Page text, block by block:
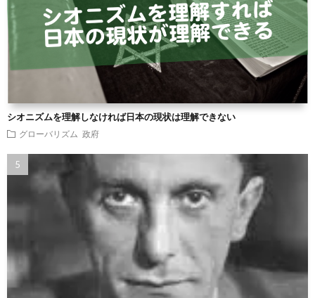
シオニズムを理解しなければ日本の現状は理解できない
グローバリズム 政府